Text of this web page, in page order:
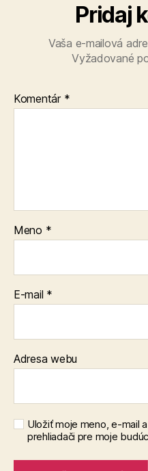
Pridaj
Vaša e-mailová
Vyžadované
Komentár *
Meno *
E-mail *
Adresa webu
Uložiť moje meno, e-mail
prehliadači pre moje